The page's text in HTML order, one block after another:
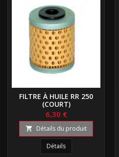
FILTRE À HUILE RR 250
(COURT)
6,30 €
 Détails du produit
Détails